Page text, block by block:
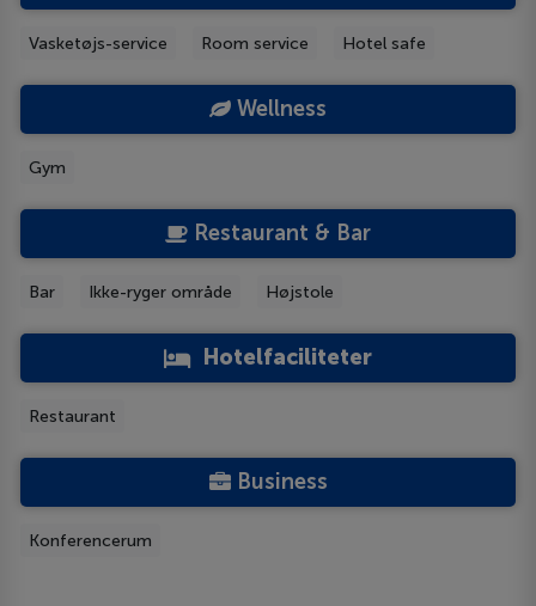
Vasketøjs-service Room service Hotel safe
Wellness
Gym
Restaurant & Bar
Bar Ikke-ryger område Højstole
Hotelfaciliteter
Restaurant
Business
Konferencerum